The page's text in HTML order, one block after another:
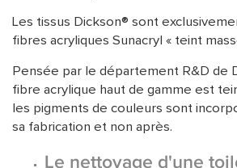
Les tissus Dickson® sont
fibres acryliques Sunacryl « teint
Pensée par le département R&D de
fibre acrylique haut de gamme est
les pigments de couleurs sont
sa fabrication et non après.
Le nettoyage d'une